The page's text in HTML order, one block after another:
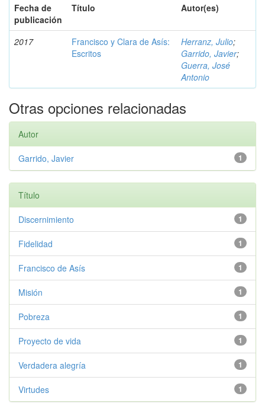
Fecha de
publicación
Título Autor(es)
2017
Francisco y Clara de Asís:
Escritos
Herranz, Julio;
Garrido, Javier;
Guerra, José
Antonio
Otras opciones relacionadas
Autor
1
Garrido, Javier
Título
1
Discernimiento
1
Fidelidad
1
Francisco de Asís
1
Misión
1
Pobreza
1
Proyecto de vida
1
Verdadera alegría
1
Virtudes